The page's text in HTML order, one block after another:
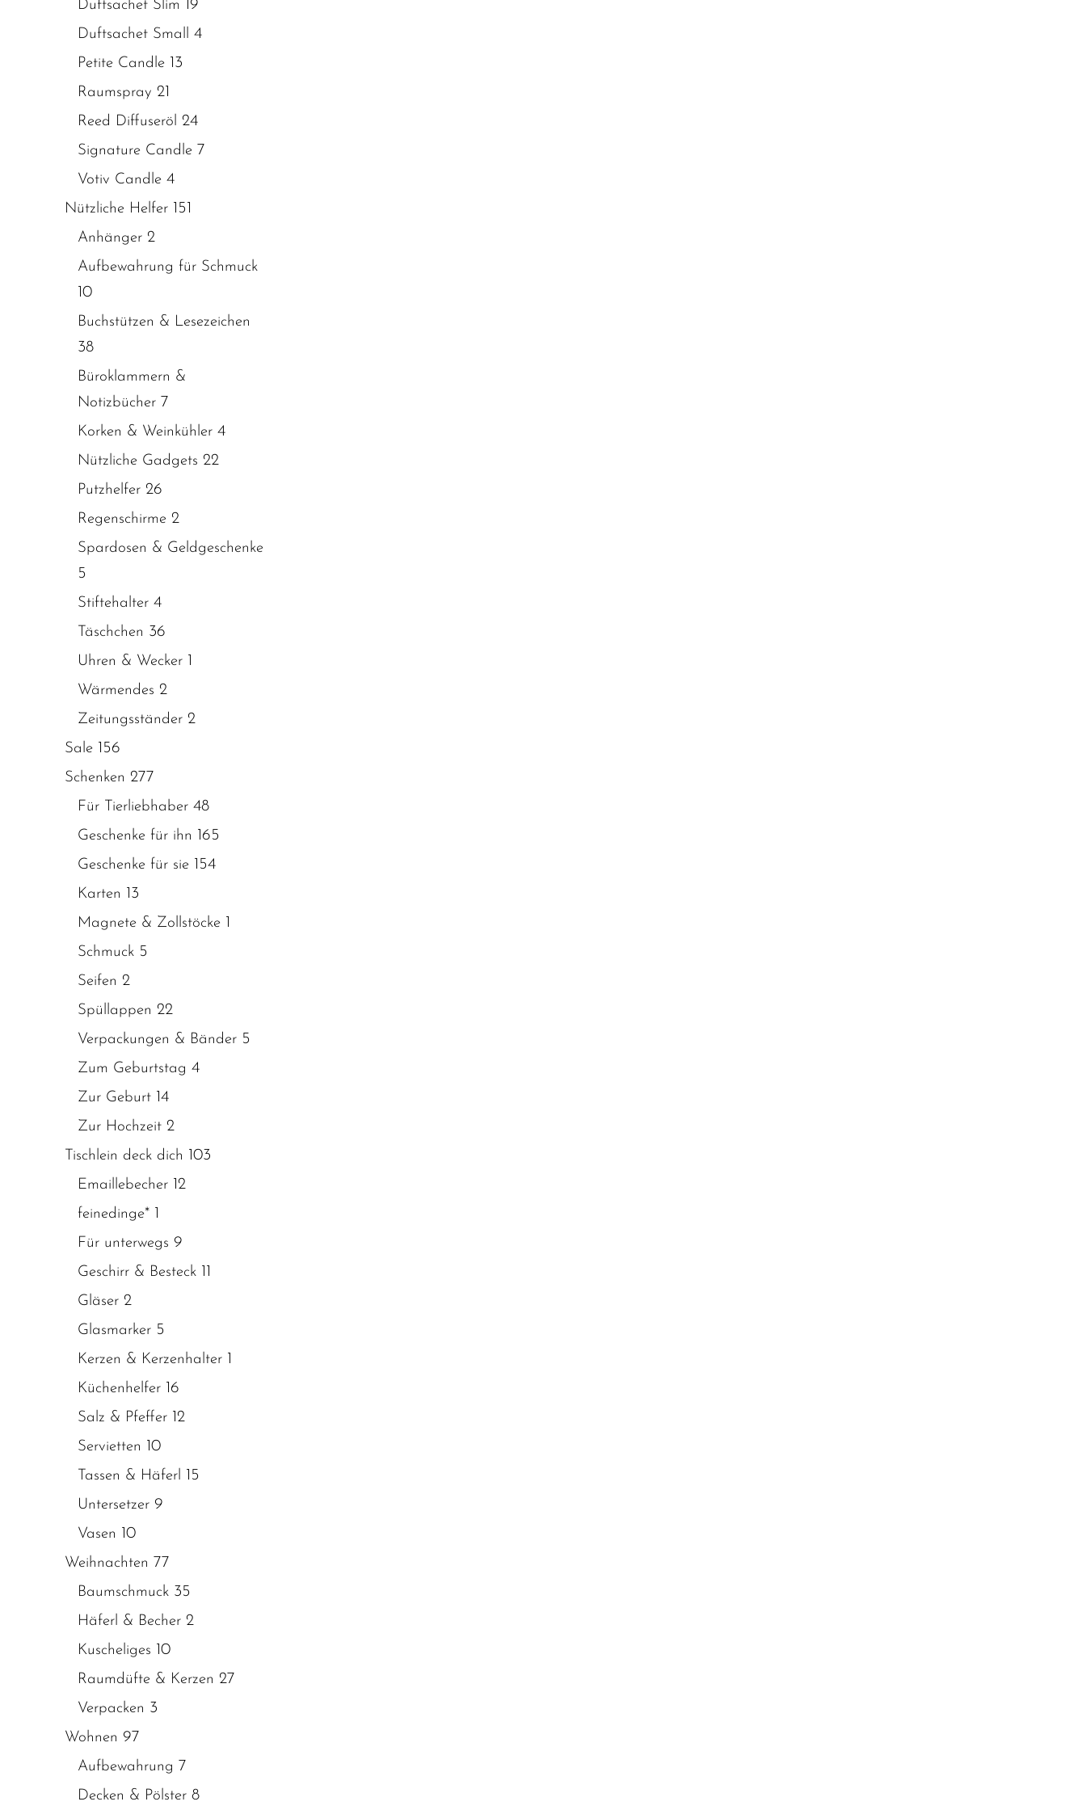
Duftsachet Slim 19
Duftsachet Small 4
Petite Candle 13
Raumspray 21
Reed Diffuseröl 24
Signature Candle 7
Votiv Candle 4
Nützliche Helfer 151
Anhänger 2
Aufbewahrung für Schmuck
10
Buchstützen & Lesezeichen
38
Büroklammern &
Notizbücher 7
Korken & Weinkühler 4
Nützliche Gadgets 22
Putzhelfer 26
Regenschirme 2
Spardosen & Geldgeschenke
5
Stiftehalter 4
Täschchen 36
Uhren & Wecker 1
Wärmendes 2
Zeitungsständer 2
Sale 156
Schenken 277
Für Tierliebhaber 48
Geschenke für ihn 165
Geschenke für sie 154
Karten 13
Magnete & Zollstöcke 1
Schmuck 5
Seifen 2
Spüllappen 22
Verpackungen & Bänder 5
Zum Geburtstag 4
Zur Geburt 14
Zur Hochzeit 2
Tischlein deck dich 103
Emaillebecher 12
feinedinge* 1
Für unterwegs 9
Geschirr & Besteck 11
Gläser 2
Glasmarker 5
Kerzen & Kerzenhalter 1
Küchenhelfer 16
Salz & Pfeffer 12
Servietten 10
Tassen & Häferl 15
Untersetzer 9
Vasen 10
Weihnachten 77
Baumschmuck 35
Häferl & Becher 2
Kuscheliges 10
Raumdüfte & Kerzen 27
Verpacken 3
Wohnen 97
Aufbewahrung 7
Decken & Pölster 8